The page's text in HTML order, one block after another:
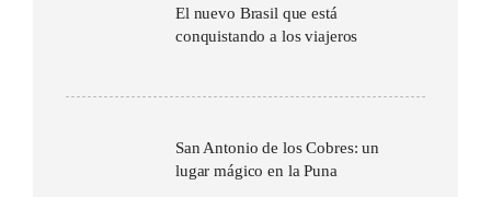
El nuevo Brasil que está
conquistando a los viajeros
San Antonio de los Cobres: un
lugar mágico en la Puna